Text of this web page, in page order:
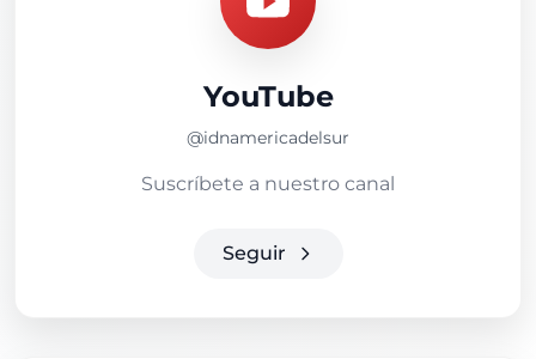
YouTube
@idnamericadelsur
Suscríbete a nuestro canal
Seguir